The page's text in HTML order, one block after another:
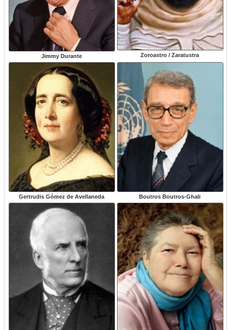
Jimmy Durante Zoroastro / Zaratustra
Gertrudis Gómez de Avellaneda Boutros Boutros-Ghali